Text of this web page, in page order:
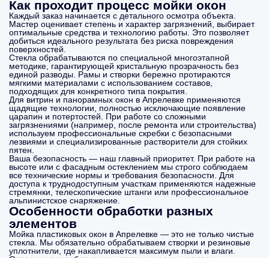
Как проходит процесс мойки окон
Каждый заказ начинается с детального осмотра объекта.
Мастер оценивает степень и характер загрязнений, выбирает
оптимальные средства и технологию работы. Это позволяет
добиться идеального результата без риска повреждения
поверхностей.
Стекла обрабатываются по специальной многоэтапной
методике, гарантирующей кристальную прозрачность без
единой разводы. Рамы и створки бережно протираются
мягкими материалами с использованием составов,
подходящих для конкретного типа покрытия.
Для витрин и панорамных окон в Апрелевке применяются
щадящие технологии, полностью исключающие появление
царапин и потертостей. При работе со сложными
загрязнениями (например, после ремонта или строительства)
используем профессиональные скребки с безопасными
лезвиями и специализированные растворители для стойких
пятен.
Ваша безопасность — наш главный приоритет. При работе на
высоте или с фасадным остеклением мы строго соблюдаем
все технические нормы и требования безопасности. Для
доступа к труднодоступным участкам применяются надежные
стремянки, телескопические штанги или профессиональное
альпинистское снаряжение.
Особенности обработки разных
элементов
Мойка пластиковых окон в Апрелевке — это не только чистые
стекла. Мы обязательно обрабатываем створки и резиновые
уплотнители, где накапливается максимум пыли и влаги.